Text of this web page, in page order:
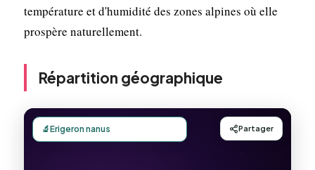
température et d'humidité des zones alpines où elle
prospère naturellement.
Répartition géographique